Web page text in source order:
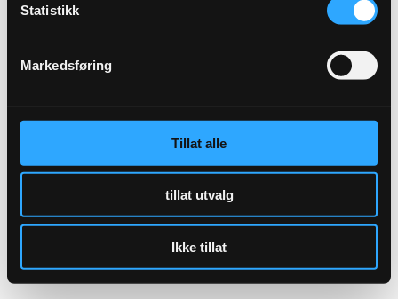
Statistikk
Markedsføring
Tillat alle
tillat utvalg
Ikke tillat